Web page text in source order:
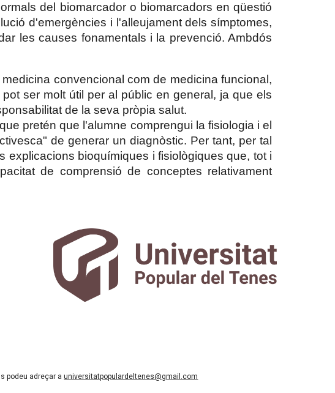
del biomarcador o biomarcadors en qüestió
d'emergències i l'alleujament dels símptomes,
les causes fonamentals i la prevenció. Ambdós
convencional com de medicina funcional,
ser molt útil per al públic en general, ja que els
de la seva pròpia salut.
pretén que l'alumne comprengui la fisiologia i el
de generar un diagnòstic. Per tant, per tal
explicacions bioquímiques i fisiològiques que, tot i
de comprensió de conceptes relativament
podeu adreçar auniversitatpopulardeltenes@gmail.com